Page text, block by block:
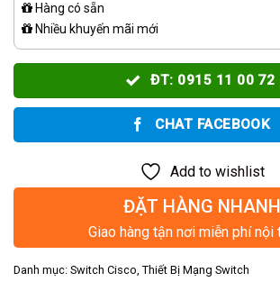
Hàng có sẵn
Nhiều khuyến mãi mới
ĐT: 0915 11 00 72
CHAT FACEBOOK
Add to wishlist
ĐẶT HÀNG NHANH
Giao hàng tận nơi miễn phí nội
Danh mục: Switch Cisco, Thiết Bị Mạng Switch